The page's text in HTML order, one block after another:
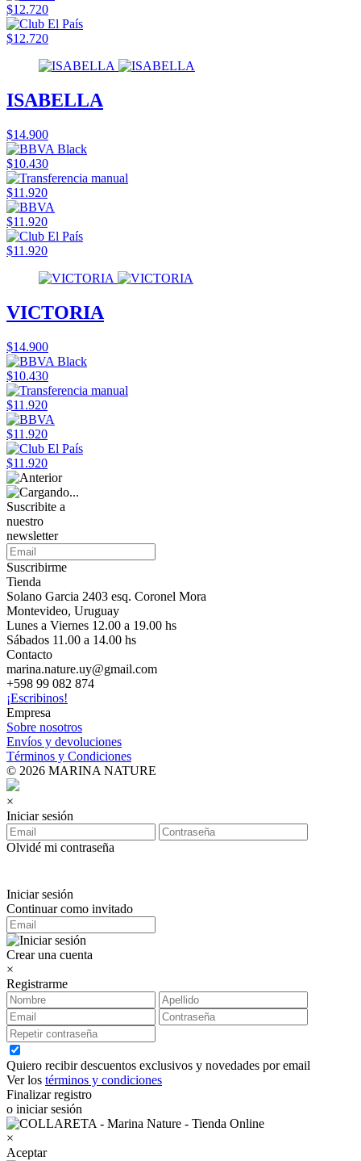
$12.720
$12.720
ISABELLA
$14.900
$10.430
$11.920
$11.920
$11.920
VICTORIA
$14.900
$10.430
$11.920
$11.920
$11.920
Suscribite a
nuestro
newsletter
Suscribirme
Tienda
Solano Garcia 2403 esq. Coronel Mora
Montevideo, Uruguay
Lunes a Viernes 12.00 a 19.00 hs
Sábados 11.00 a 14.00 hs
Contacto
marina.nature.uy@gmail.com
+598 99 082 874
¡Escribinos!
Empresa
Sobre nosotros
Envíos y devoluciones
Términos y Condiciones
© 2026 MARINA NATURE
×
Iniciar sesión
Olvidé mi contraseña
Iniciar sesión
Continuar como invitado
Crear una cuenta
×
Registrarme
Quiero recibir descuentos exclusivos y novedades por email
Ver los términos y condiciones
Finalizar registro
o iniciar sesión
×
Aceptar